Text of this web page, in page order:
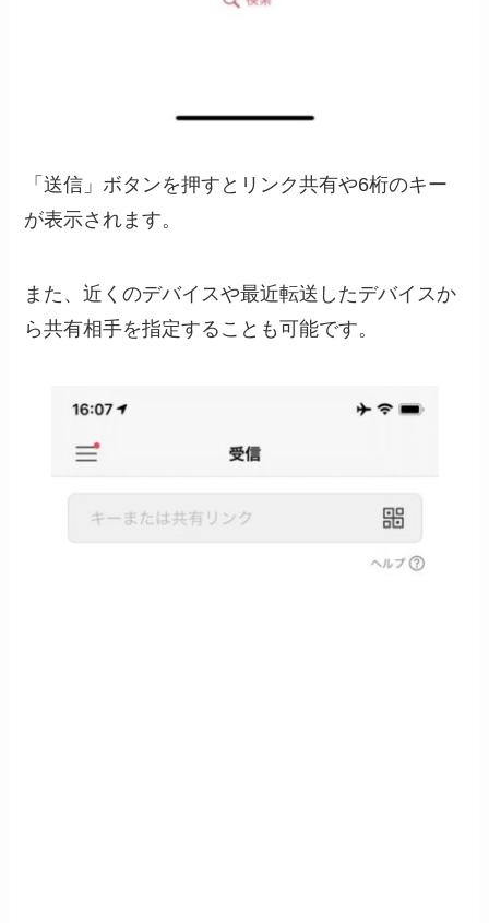
「送信」ボタンを押すとリンク共有や6桁のキー
が表示されます。
また、近くのデバイスや最近転送したデバイスか
ら共有相手を指定することも可能です。